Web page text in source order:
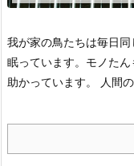
我が家の鳥たちは毎日同
眠っています。 モノた
助かっています。
人間